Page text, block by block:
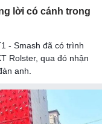
lời có cánh trong
- Smash đã có trình
Rolster, qua đó nhận
anh.